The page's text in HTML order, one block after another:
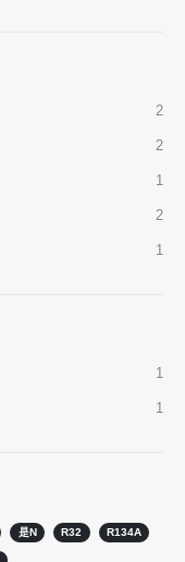
2
2
1
2
1
1
1
是N R32 R134A